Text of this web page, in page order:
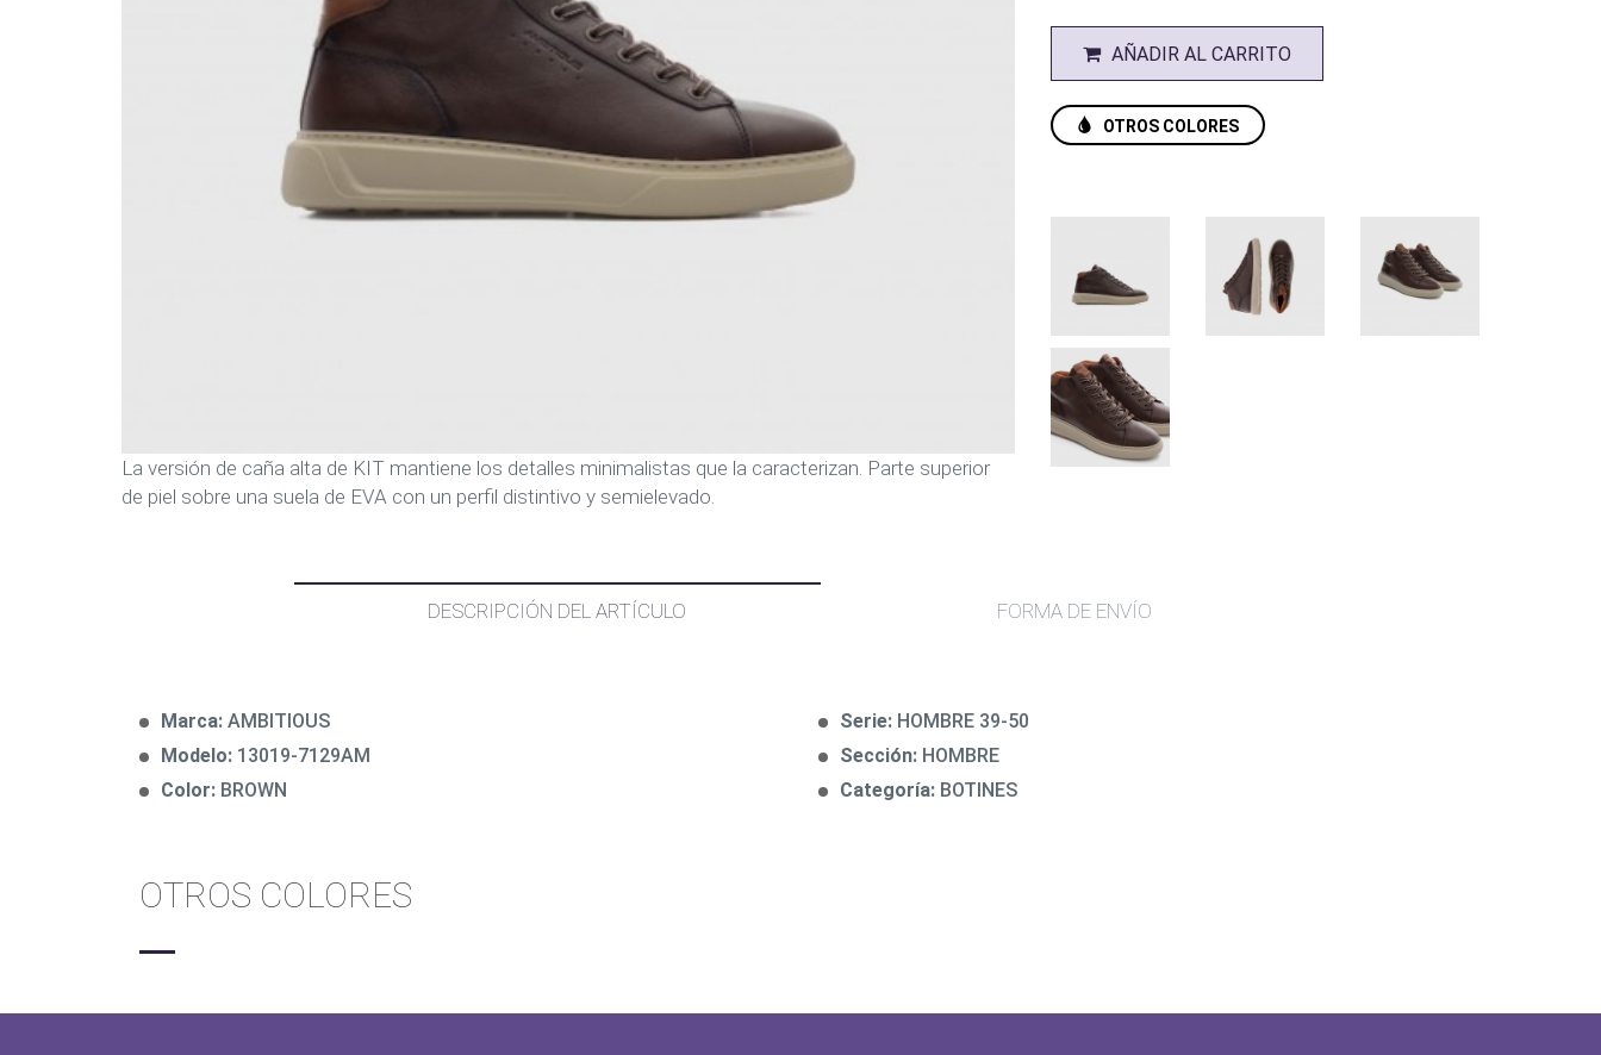
La versión de caña alta de KIT mantiene los detalles minimalistas que la caracterizan. Parte superior
de piel sobre una suela de EVA con un perfil distintivo y semielevado.
AÑADIR AL CARRITO
OTROS COLORES
DESCRIPCIÓN DEL ARTÍCULO FORMA DE ENVÍO
Marca: AMBITIOUS
Modelo: 13019-7129AM
Color: BROWN
Serie: HOMBRE 39-50
Sección: HOMBRE
Categoría: BOTINES
OTROS COLORES